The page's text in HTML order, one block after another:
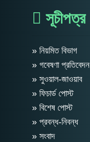
সূচীপত্র
» নিয়মিত বিভাগ
» গবেষণা প্রতিবেদন
» সুওয়াল-জাওয়াব
» ফিচার্ড পোস্ট
» বিশেষ পোস্ট
» প্রবন্ধ-নিবন্ধ
» সংবাদ